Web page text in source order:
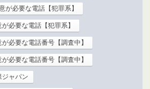
が必要な電話【犯罪系】
必要な電話【犯罪系】
必要な電話番号【調査中】
必要な電話番号【調査中】
ジャパン